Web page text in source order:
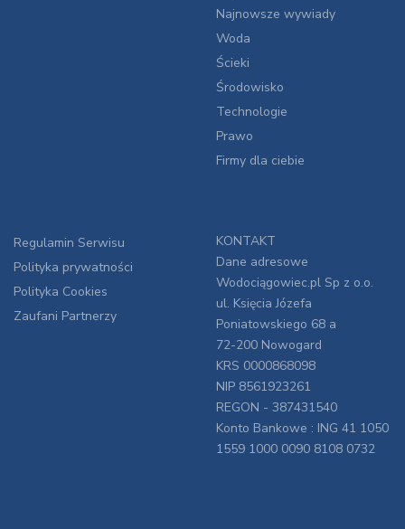
Najnowsze wywiady
Woda
Ścieki
Środowisko
Technologie
Prawo
Firmy dla ciebie
Regulamin Serwisu
Polityka prywatności
Polityka Cookies
Zaufani Partnerzy
KONTAKT
Dane adresowe
Wodociągowiec.pl Sp z o.o.
ul. Księcia Józefa
Poniatowskiego 68 a
72-200 Nowogard
KRS 0000868098
NIP 8561923261
REGON - 387431540
Konto Bankowe : ING 41 1050
1559 1000 0090 8108 0732